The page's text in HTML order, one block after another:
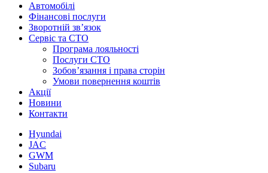
Автомобілі
Фінансові послуги
Зворотній зв’язок
Cервіс та СТО
Програма лояльності
Послуги СТО
Зобов’язання і права сторін
Умови повернення коштів
Акції
Новини
Контакти
Hyundai
JAC
GWM
Subaru